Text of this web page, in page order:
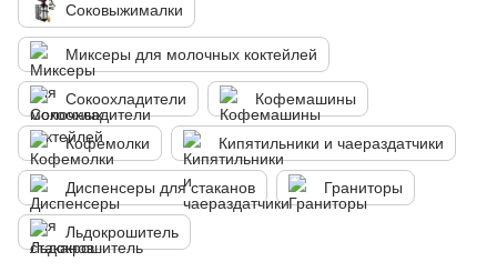
Соковыжималки
Миксеры для молочных коктейлей
Сокоохладители Кофемашины
Кофемолки Кипятильники и чаераздатчики
Диспенсеры для стаканов Граниторы
Льдокрошитель